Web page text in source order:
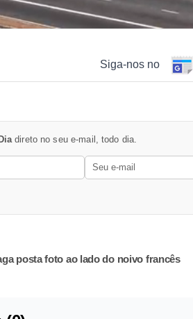
Siga-nos no
direto no seu e-mail, todo dia.
posta foto ao lado do noivo francês